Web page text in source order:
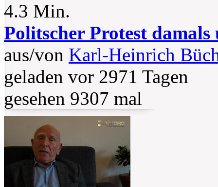
4.3 Min.
Politscher Protest damals
aus/von Karl-Heinrich
geladen vor 2971 Tagen
gesehen 9307 mal